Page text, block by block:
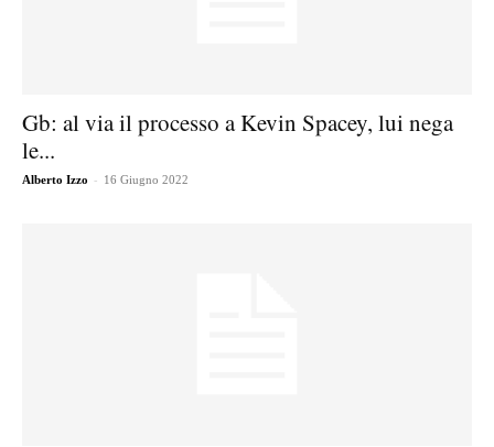
Gb: al via il processo a Kevin Spacey, lui nega
le...
Alberto Izzo - 16 Giugno 2022